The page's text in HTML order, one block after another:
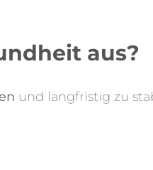
aus?
und langfristig zu